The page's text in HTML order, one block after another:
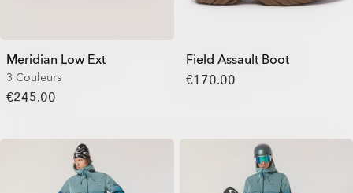
Meridian Low Ext
3 Couleurs
€245.00
Field Assault Boot
€170.00